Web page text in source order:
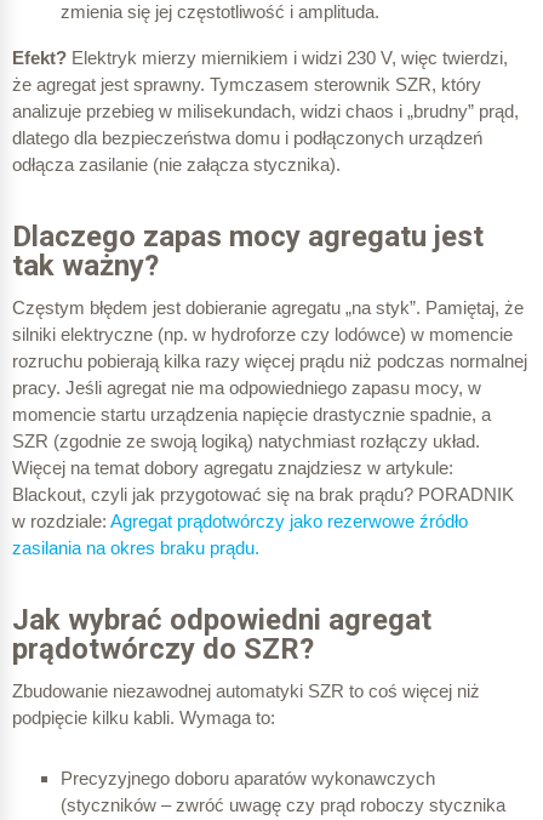
zmienia się jej częstotliwość i amplituda.
Efekt? Elektryk mierzy miernikiem i widzi 230 V, więc twierdzi,
że agregat jest sprawny. Tymczasem sterownik SZR, który
analizuje przebieg w milisekundach, widzi chaos i „brudny” prąd,
dlatego dla bezpieczeństwa domu i podłączonych urządzeń
odłącza zasilanie (nie załącza stycznika).
Dlaczego zapas mocy agregatu jest
tak ważny?
Częstym błędem jest dobieranie agregatu „na styk”. Pamiętaj, że
silniki elektryczne (np. w hydroforze czy lodówce) w momencie
rozruchu pobierają kilka razy więcej prądu niż podczas normalnej
pracy. Jeśli agregat nie ma odpowiedniego zapasu mocy, w
momencie startu urządzenia napięcie drastycznie spadnie, a
SZR (zgodnie ze swoją logiką) natychmiast rozłączy układ.
Więcej na temat dobory agregatu znajdziesz w artykule:
Blackout, czyli jak przygotować się na brak prądu? PORADNIK
w rozdziale: Agregat prądotwórczy jako rezerwowe źródło
zasilania na okres braku prądu.
Jak wybrać odpowiedni agregat
prądotwórczy do SZR?
Zbudowanie niezawodnej automatyki SZR to coś więcej niż
podpięcie kilku kabli. Wymaga to:
Precyzyjnego doboru aparatów wykonawczych
(styczników – zwróć uwagę czy prąd roboczy stycznika